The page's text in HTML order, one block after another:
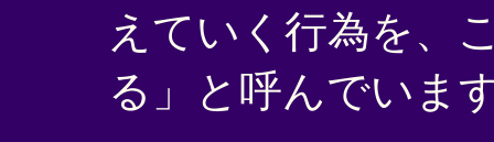
えていく行為を、
る」と呼んでいま